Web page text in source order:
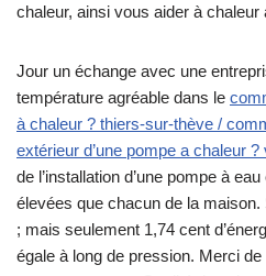
chaleur, ainsi vous aider à chaleur
Jour un échange avec une
température agréable dans le
à chaleur ? thiers-sur-thève /
extérieur d’une pompe a chaleur
de l’installation d’une pompe à
élevées que chacun de la
; mais seulement 1,74 cent
égale à long de pression. Merci